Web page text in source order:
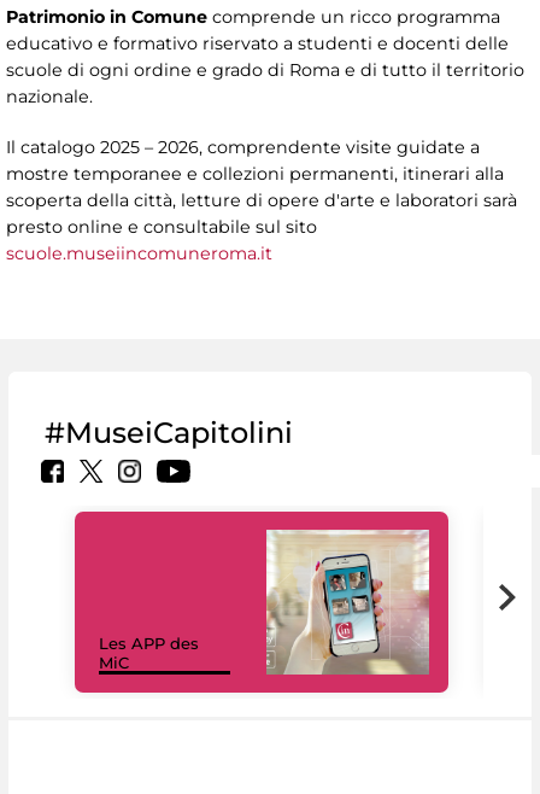
Patrimonio in Comune comprende un ricco programma
educativo e formativo riservato a studenti e docenti delle
scuole di ogni ordine e grado di Roma e di tutto il territorio
nazionale.
Il catalogo 2025 – 2026, comprendente visite guidate a
mostre temporanee e collezioni permanenti, itinerari alla
scoperta della città, letture di opere d'arte e laboratori sarà
presto online e consultabile sul sito
scuole.museiincomuneroma.it
#MuseiCapitolini
Les APP des
MiC